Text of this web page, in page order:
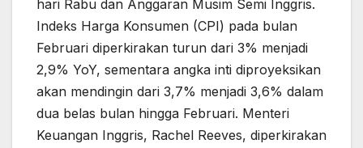
hari Rabu dan Anggaran Musim Semi Inggris.
Indeks Harga Konsumen (CPI) pada bulan
Februari diperkirakan turun dari 3% menjadi
2,9% YoY, sementara angka inti diproyeksikan
akan mendingin dari 3,7% menjadi 3,6% dalam
dua belas bulan hingga Februari. Menteri
Keuangan Inggris, Rachel Reeves, diperkirakan